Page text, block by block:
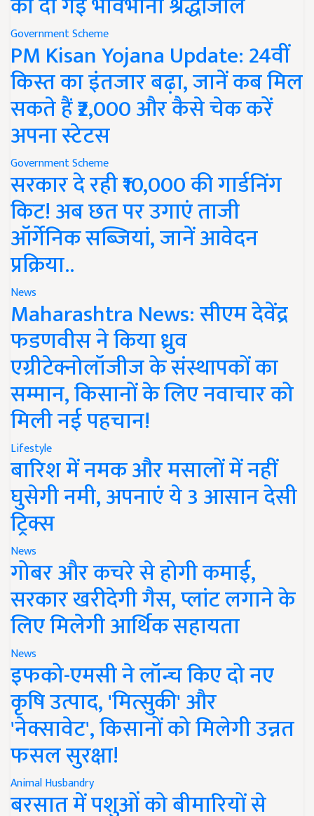
Government Scheme
PM Kisan Yojana Update: 24वीं
किस्त का इंतजार बढ़ा, जानें कब मिल
सकते हैं ₹2,000 और कैसे चेक करें
अपना स्टेटस
Government Scheme
सरकार दे रही ₹10,000 की गार्डनिंग
किट! अब छत पर उगाएं ताजी
ऑर्गेनिक सब्जियां, जानें आवेदन
प्रक्रिया..
News
Maharashtra News: सीएम देवेंद्र
फडणवीस ने किया ध्रुव
एग्रीटेक्नोलॉजीज के संस्थापकों का
सम्मान, किसानों के लिए नवाचार को
मिली नई पहचान!
Lifestyle
बारिश में नमक और मसालों में नहीं
घुसेगी नमी, अपनाएं ये 3 आसान देसी
ट्रिक्स
News
गोबर और कचरे से होगी कमाई,
सरकार खरीदेगी गैस, प्लांट लगाने के
लिए मिलेगी आर्थिक सहायता
News
इफको-एमसी ने लॉन्च किए दो नए
कृषि उत्पाद, 'मित्सुकी' और
'नेक्सावेट', किसानों को मिलेगी उन्नत
फसल सुरक्षा!
Animal Husbandry
बरसात में पशुओं को बीमारियों से